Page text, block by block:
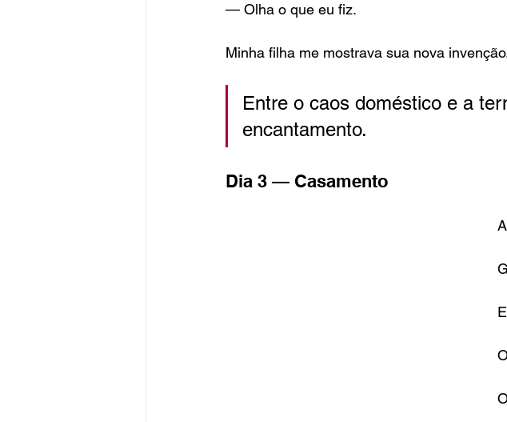
— Olha o que eu fiz.
Minha filha me mostrava sua nova
Entre o caos doméstico e a
encantamento.
Dia 3 — Casamento